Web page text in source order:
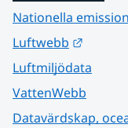
Nationella
Luftwebb
Luftmiljödata
VattenWebb
Datavärdskap,